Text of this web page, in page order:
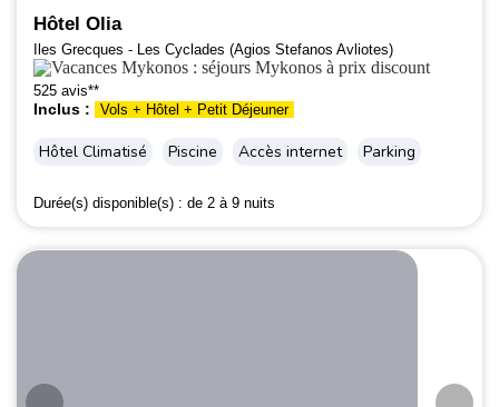
Hôtel Olia
Iles Grecques - Les Cyclades (Agios Stefanos Avliotes)
525 avis**
Inclus : Vols + Hôtel + Petit Déjeuner
Hôtel Climatisé Piscine Accès internet Parking
Durée(s) disponible(s) : de 2 à 9 nuits